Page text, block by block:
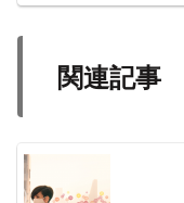
関連記事